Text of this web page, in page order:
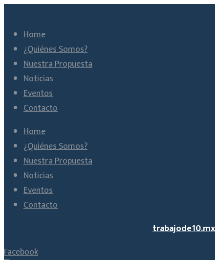
Home
¿Quiénes Somos?
Nuestra Propuesta
Noticias
Eventos
Contacto
Home
¿Quiénes Somos?
Nuestra Propuesta
Noticias
Eventos
Contacto
trabajode10.mx
Facebook